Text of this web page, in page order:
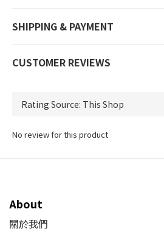
SHIPPING & PAYMENT
CUSTOMER REVIEWS
No review for this product
About
關於我們